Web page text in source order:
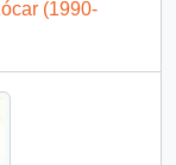
(1990-